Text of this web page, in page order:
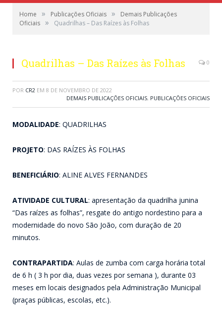
Home » Publicações Oficiais »
Demais Publicações
Oficiais » Quadrilhas – Das Raízes às Folhas
Quadrilhas – Das Raízes às Folhas 0
POR CR2 EM 8 DE NOVEMBRO DE 2022
DEMAIS PUBLICAÇÕES OFICIAIS, PUBLICAÇÕES OFICIAIS
MODALIDADE: QUADRILHAS
PROJETO: DAS RAÍZES ÀS FOLHAS
BENEFICIÁRIO: ALINE ALVES FERNANDES
ATIVIDADE CULTURAL: apresentação da quadrilha junina
“Das raízes as folhas”, resgate do antigo nordestino para a
modernidade do novo São João, com duração de 20
minutos.
CONTRAPARTIDA: Aulas de zumba com carga horária total
de 6 h ( 3 h por dia, duas vezes por semana ), durante 03
meses em locais designados pela Administração Municipal
(praças públicas, escolas, etc.).